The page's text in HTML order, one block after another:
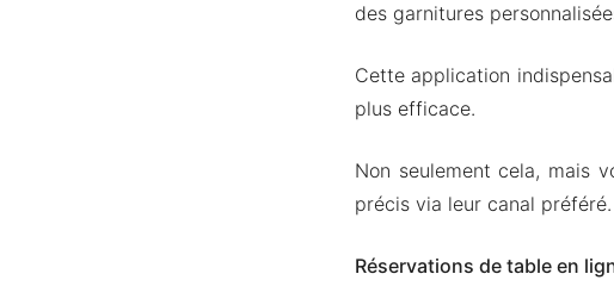
des garnitures
Cette application
plus efficace.
Non seulement cela, mais
précis via leur canal préféré.
Réservations de table en